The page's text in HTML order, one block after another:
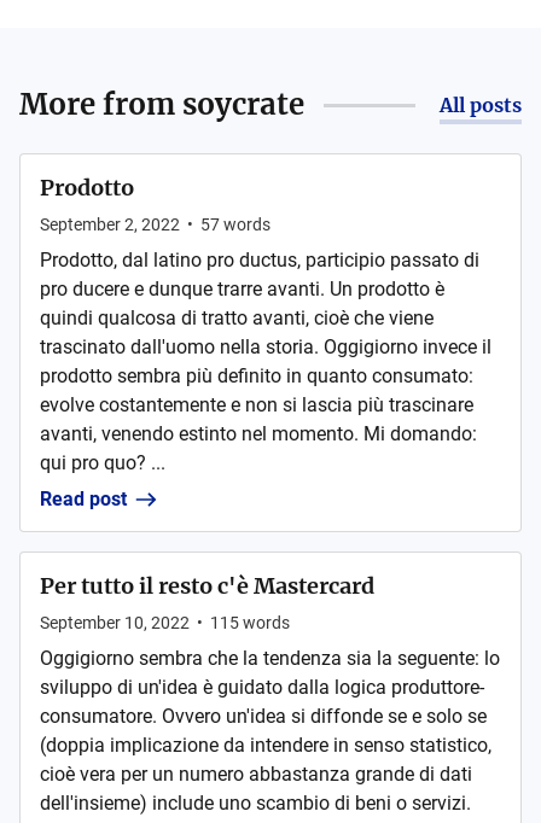
More from soycrate All posts
Prodotto
September 2, 2022 • 57words
Prodotto, dal latino pro ductus, participio passato di
pro ducere e dunque trarre avanti. Un prodotto è
quindi qualcosa di tratto avanti, cioè che viene
trascinato dall'uomo nella storia. Oggigiorno invece il
prodotto sembra più definito in quanto consumato:
evolve costantemente e non si lascia più trascinare
avanti, venendo estinto nel momento. Mi domando:
qui pro quo? ...
Read post
Per tutto il resto c'è Mastercard
September 10, 2022 • 115words
Oggigiorno sembra che la tendenza sia la seguente: lo
sviluppo di un'idea è guidato dalla logica produttore-
consumatore. Ovvero un'idea si diffonde se e solo se
(doppia implicazione da intendere in senso statistico,
cioè vera per un numero abbastanza grande di dati
dell'insieme) include uno scambio di beni o servizi.